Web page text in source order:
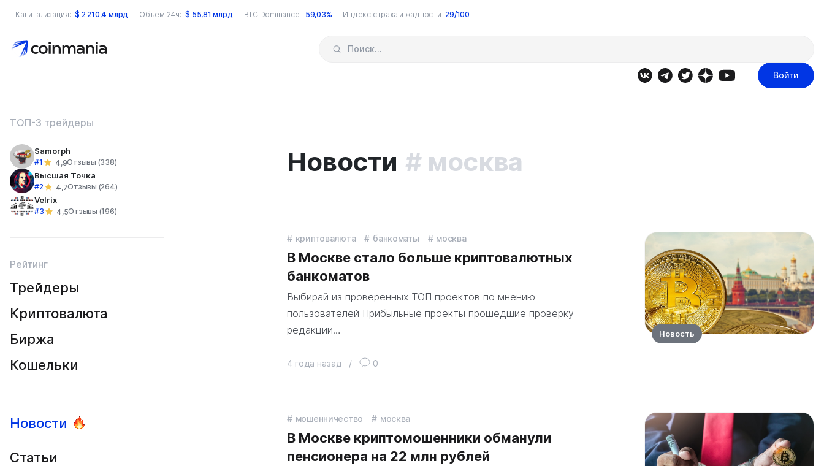
Капитализация: $ 2 210,4 млрд Объем 24ч: $ 55,81 млрд BTC Dominance: 59,03% Индекс страха и жадности 29/100
по сайту
Войти
ТОП-3 трейдеры
Samorph
#1 4,9Отзывы (338)
Высшая Точка
#2 4,7Отзывы (264)
Velrix
#3 4,5Отзывы (196)
Рейтинг
Трейдеры
Криптовалюта
Биржа
Кошельки
Новости
Статьи
Новости москва
криптовалюта банкоматы москва
В Москве стало больше криптовалютных
банкоматов
Выбирай из проверенных ТОП проектов по мнению
пользователей Прибыльные проекты прошедшие проверку
редакции…
4 года назад / 0
Новость
мошенничество москва
В Москве криптомошенники обманули
пенсионера на 22 млн рублей